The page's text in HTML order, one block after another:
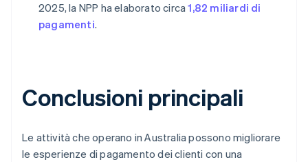
2025, la NPP ha elaborato circa1,82 miliardi di
pagamenti.
Conclusioni principali
Le attività che operano in Australia possono migliorare
le esperienze di pagamento dei clienti con una